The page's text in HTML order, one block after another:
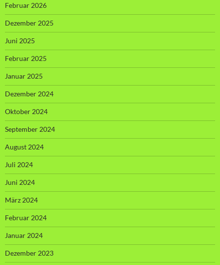
Februar 2026
Dezember 2025
Juni 2025
Februar 2025
Januar 2025
Dezember 2024
Oktober 2024
September 2024
August 2024
Juli 2024
Juni 2024
März 2024
Februar 2024
Januar 2024
Dezember 2023